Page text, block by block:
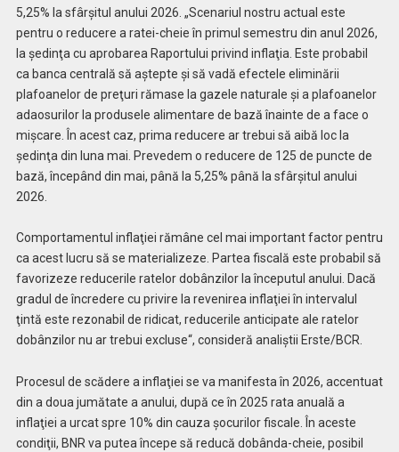
5,25% la sfârşitul anului 2026. „Scenariul nostru actual este
pentru o reducere a ratei-cheie în primul semestru din anul 2026,
la şedinţa cu aprobarea Raportului privind inflaţia. Este probabil
ca banca centrală să aştepte şi să vadă efectele eliminării
plafoanelor de preţuri rămase la gazele naturale şi a plafoanelor
adaosurilor la produsele alimentare de bază înainte de a face o
mişcare. În acest caz, prima reducere ar trebui să aibă loc la
şedinţa din luna mai. Prevedem o reducere de 125 de puncte de
bază, începând din mai, până la 5,25% până la sfârşitul anului
2026.
Comportamentul inflaţiei rămâne cel mai important factor pentru
ca acest lucru să se materializeze. Partea fiscală este probabil să
favorizeze reducerile ratelor dobânzilor la începutul anului. Dacă
gradul de încredere cu privire la revenirea inflaţiei în intervalul
ţintă este rezonabil de ridicat, reducerile anticipate ale ratelor
dobânzilor nu ar trebui excluse“, consideră analiştii Erste/BCR.
Procesul de scădere a inflaţiei se va manifesta în 2026, accentuat
din a doua jumătate a anului, după ce în 2025 rata anuală a
inflaţiei a urcat spre 10% din cauza şocurilor fiscale. În aceste
condiţii, BNR va putea începe să reducă dobânda-cheie, posibil